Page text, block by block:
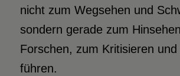
nicht zum Wegsehen und
sondern gerade zum
Forschen, zum Kritisieren
führen.